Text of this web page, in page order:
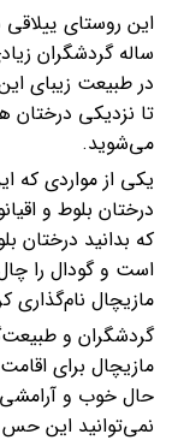
این روستای
ساله گردشگران
در طبیعت زیبای
تا نزدیکی
می‌شوید.
یکی از مواردی که
درختان بلوط و
که بدانید درختان
است و گودال را
مازیچال نام‌گذاری
گردشگران و
مازیچال برای
حال خوب و
نمی‌توانید این